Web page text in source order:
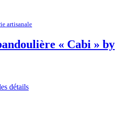
artisanale
« Cabi » by
détails